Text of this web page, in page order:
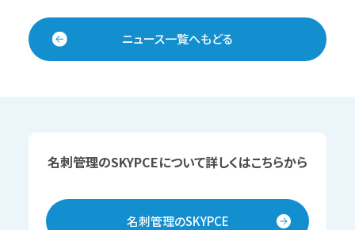
ニュース一覧へもどる
名刺管理のSKYPCEについて詳しくはこちらから
名刺管理のSKYPCE